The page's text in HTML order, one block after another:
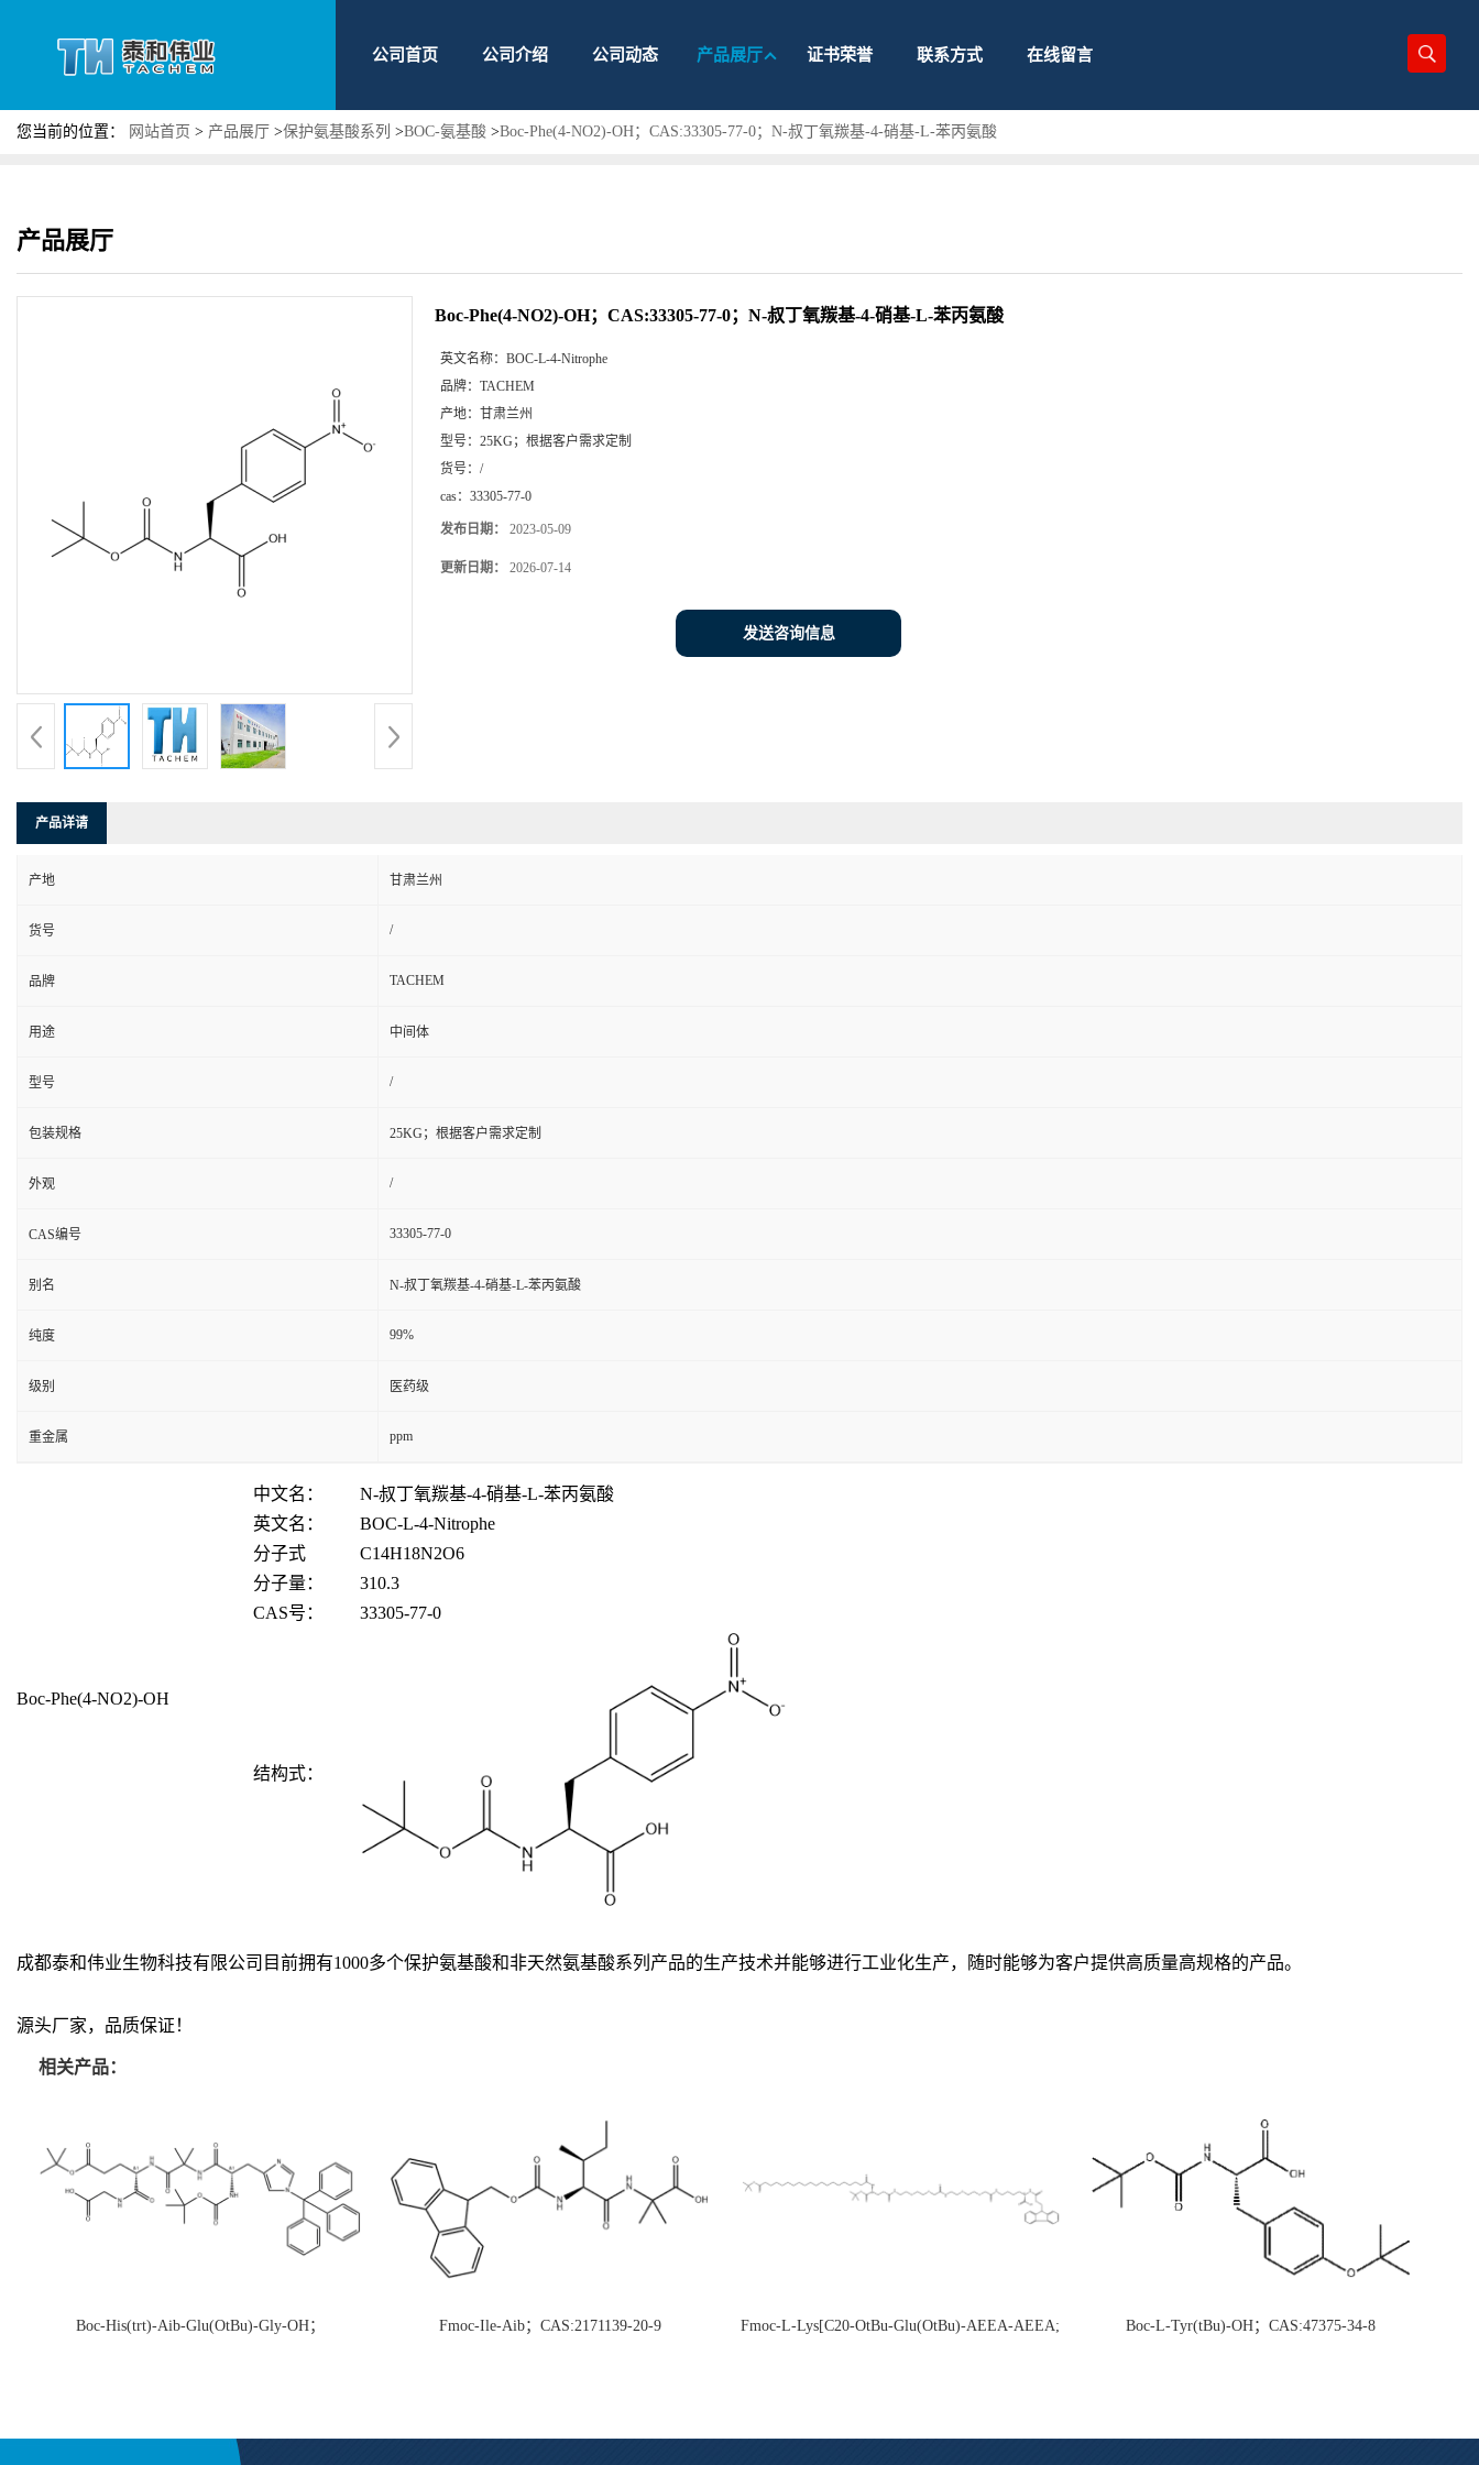
公司首页 公司介绍 公司动态 产品展厅 证书荣誉 联系方式 在线留言
您当前的位置： 网站首页 > 产品展厅 >保护氨基酸系列 >BOC-氨基酸 >Boc-Phe(4-NO2)-OH；CAS:33305-77-0；N-叔丁氧羰基-4-硝基-L-苯丙氨酸
产品展厅
Boc-Phe(4-NO2)-OH；CAS:33305-77-0；N-叔丁氧羰基-4-硝基-L-苯丙氨酸
英文名称： BOC-L-4-Nitrophe
品牌： TACHEM
产地： 甘肃兰州
型号： 25KG；根据客户需求定制
货号： /
cas： 33305-77-0
发布日期： 2023-05-09
更新日期： 2026-07-14
发送咨询信息
产品详请
产地 甘肃兰州
货号 /
品牌 TACHEM
用途 中间体
型号 /
包装规格 25KG；根据客户需求定制
外观 /
CAS编号 33305-77-0
别名 N-叔丁氧羰基-4-硝基-L-苯丙氨酸
纯度 99%
级别 医药级
重金属 ppm
Boc-Phe(4-NO2)-OH
中文名： N-叔丁氧羰基-4-硝基-L-苯丙氨酸
英文名：
BOC-L-4-Nitrophe
分子式
C14H18N2O6
分子量：
310.3
CAS号： 33305-77-0
结构式：
成都泰和伟业生物科技有限公司目前拥有1000多个保护氨基酸和非天然氨基酸系列产品的生产技术并能够进行工业化生产，随时能够为客户提供高质量高规格的产品。
源头厂家，品质保证！
相关产品：
Boc-His(trt)-Aib-Glu(OtBu)-Gly-OH；
Fmoc-Ile-Aib；CAS:2171139-20-9
Fmoc-L-Lys[C20-OtBu-Glu(OtBu)-AEEA-AEEA;
Boc-L-Tyr(tBu)-OH；CAS:47375-34-8